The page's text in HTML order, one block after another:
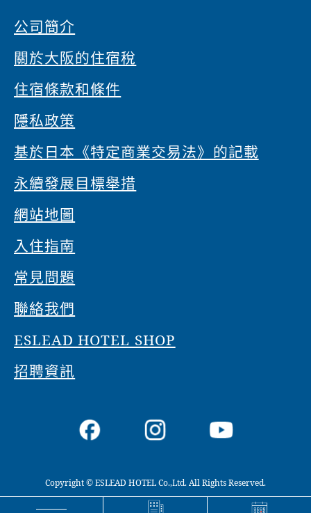
公司簡介
關於大阪的住宿稅
住宿條款和條件
隱私政策
基於日本《特定商業交易法》的記載
永續發展目標舉措
網站地圖
入住指南
常見問題
聯絡我們
ESLEAD HOTEL SHOP
招聘資訊
Copyright © ESLEAD HOTEL Co.,Ltd. All Rights Reserved.